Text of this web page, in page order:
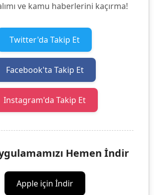
ve kamu haberlerini kaçırma!
Twitter'da Takip Et
Facebook'ta Takip Et
Instagram'da Takip Et
Hemen İndir
Apple için İndir